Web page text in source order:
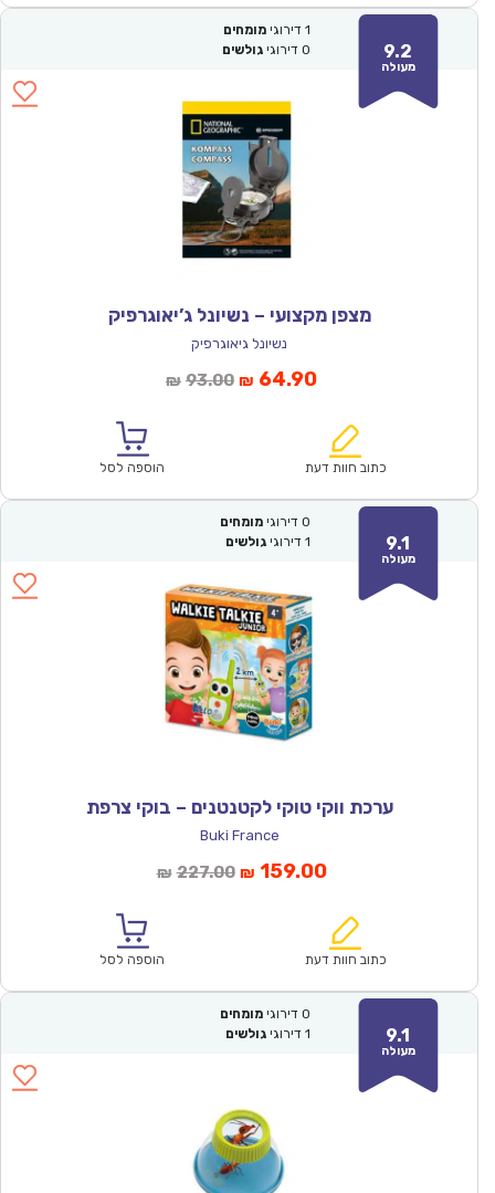
9.2
מעולה
1 דירוגי מומחים
0 דירוגי גולשים
מצפן מקצועי – נשיונל ג’יאוגרפיק
נשיונל גיאוגרפיק
₪ 93.00המחיר
₪93.00.
₪ 64.90המחיר
הוא:
כתוב חוות דעת הוספה לסל
9.1
מעולה
0 דירוגי מומחים
1 דירוגי גולשים
ערכת ווקי טוקי לקטנטנים – בוקי צרפת
Buki France
₪ 227.00המחיר
₪227.00.
₪ 159.00המחיר
הוא:
כתוב חוות דעת הוספה לסל
9.1
מעולה
0 דירוגי מומחים
1 דירוגי גולשים